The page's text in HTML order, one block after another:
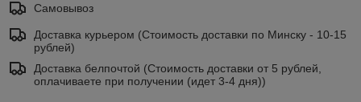
Самовывоз
Доставка курьером (Стоимость доставки по Минску - 10-15
рублей)
Доставка белпочтой (Стоимость доставки от 5 рублей,
оплачиваете при получении (идет 3-4 дня))